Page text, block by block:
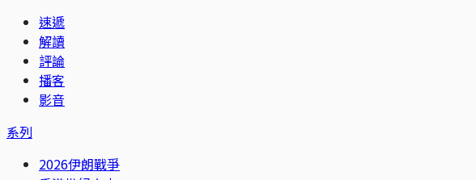
速遞
解讀
評論
播客
影音
系列
2026伊朗戰爭